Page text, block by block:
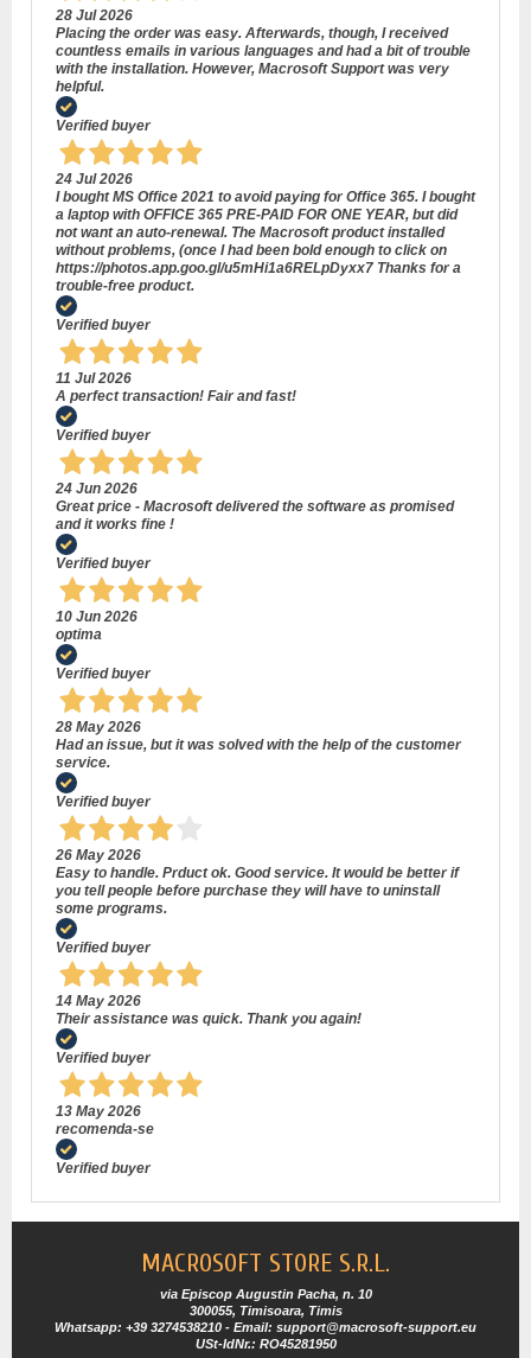
28 Jul 2026
Placing the order was easy. Afterwards, though, I received
countless emails in various languages and had a bit of trouble
with the installation. However, Macrosoft Support was very
helpful.
Verified buyer
24 Jul 2026
I bought MS Office 2021 to avoid paying for Office 365. I bought
a laptop with OFFICE 365 PRE-PAID FOR ONE YEAR, but did
not want an auto-renewal. The Macrosoft product installed
without problems, (once I had been bold enough to click on
https://photos.app.goo.gl/u5mHi1a6RELpDyxx7 Thanks for a
trouble-free product.
Verified buyer
11 Jul 2026
A perfect transaction! Fair and fast!
Verified buyer
24 Jun 2026
Great price - Macrosoft delivered the software as promised
and it works fine !
Verified buyer
10 Jun 2026
optima
Verified buyer
28 May 2026
Had an issue, but it was solved with the help of the customer
service.
Verified buyer
26 May 2026
Easy to handle. Prduct ok. Good service. It would be better if
you tell people before purchase they will have to uninstall
some programs.
Verified buyer
14 May 2026
Their assistance was quick. Thank you again!
Verified buyer
13 May 2026
recomenda-se
Verified buyer
MACROSOFT STORE S.R.L.
via Episcop Augustin Pacha, n. 10
300055, Timisoara, Timis
Whatsapp: +39 3274538210 - Email: support@macrosoft-support.eu
USt-IdNr.: RO45281950